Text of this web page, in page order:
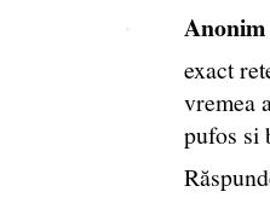
Anonim
exact
vremea
pufos si